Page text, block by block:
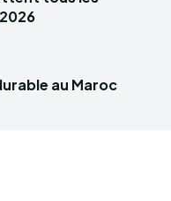
au Maroc